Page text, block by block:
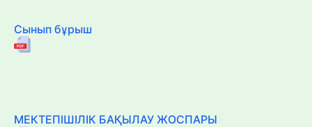
Сынып бұрыш
МЕКТЕПІШІЛІК БАҚЫЛАУ ЖОСПАРЫ